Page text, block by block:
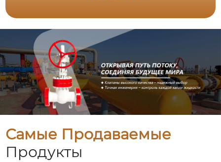
Самые Продаваемые
Продукты